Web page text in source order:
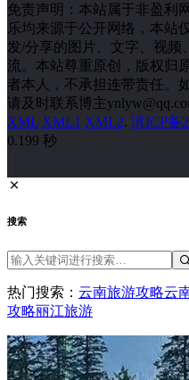
免责声明：本站属于非盈利
乐均来源于公开网络，本站
发/分享的图片、文字、视
流。本站尊重原创，版权归
者本人，不承担连带责任。
请及时联系博主
XML XML1 XML2. 滇ICP备
0.199 秒
搜索
热门搜索： 云南旅游攻略云
攻略丽江旅游